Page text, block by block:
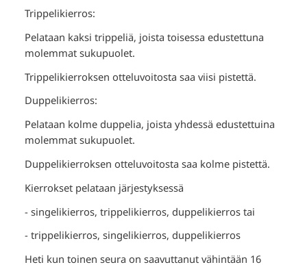
Trippelikierros:
Pelataan kaksi trippeliä, joista toisessa edustettuna
molemmat sukupuolet.
Trippelikierroksen otteluvoitosta saa viisi pistettä.
Duppelikierros:
Pelataan kolme duppelia, joista yhdessä edustettuina
molemmat sukupuolet.
Duppelikierroksen otteluvoitosta saa kolme pistettä.
Kierrokset pelataan järjestyksessä
- singelikierros, trippelikierros, duppelikierros tai
- trippelikierros, singelikierros, duppelikierros
Heti kun toinen seura on saavuttanut vähintään 16